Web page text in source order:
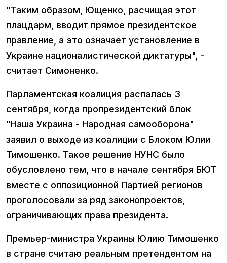
"Таким образом, Ющенко, расчищая этот
плацдарм, вводит прямое президентское
правление, а это означает установление в
Украине националистической диктатуры", -
считает Симоненко.
Парламентская коалиция распалась 3
сентября, когда пропрезидентский блок
"Наша Украина - Народная самооборона"
заявил о выходе из коалиции с Блоком Юлии
Тимошенко. Такое решение НУНС было
обусловлено тем, что в начале сентября БЮТ
вместе с оппозиционной Партией регионов
проголосовали за ряд законопроектов,
ограничивающих права президента.
Премьер-министра Украины Юлию Тимошенко
в стране считаю реальным претендентом на